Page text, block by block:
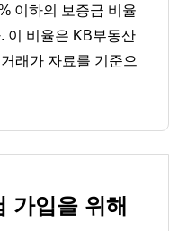
이하의 보증금 비율
이 비율은 KB부동산
래가 자료를 기준으
가입을 위해